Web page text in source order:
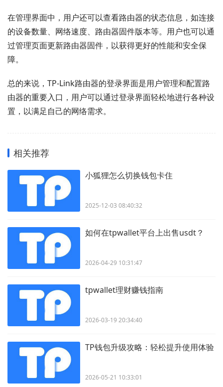
在管理界面中，用户还可以查看路由器的状态信息，如连接
的设备数量、网络速度、路由器固件版本等。用户也可以通
过管理页面更新路由器固件，以获得更好的性能和安全保
障。
总的来说，TP-Link路由器的登录界面是用户管理和配置路
由器的重要入口，用户可以通过登录界面轻松地进行各种设
置，以满足自己的网络需求。
相关推荐
小狐狸怎么切换钱包卡住
2025-12-03 08:40:32
如何在tpwallet平台上出售usdt？
2026-04-29 10:31:47
tpwallet理财赚钱指南
2026-03-19 20:34:40
TP钱包升级攻略：轻松提升使用体验
2026-05-21 10:33:01